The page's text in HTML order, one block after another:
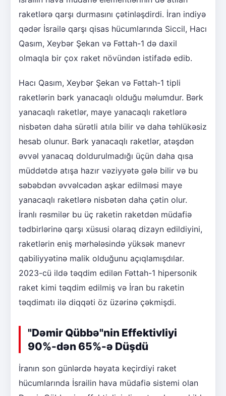
raketlərə qarşı durmasını çətinləşdirdi. İran indiyə
qədər İsrailə qarşı qisas hücumlarında Siccil, Hacı
Qasım, Xeybər Şekan və Fəttah-1 də daxil
olmaqla bir çox raket növündən istifadə edib.
Hacı Qasım, Xeybər Şekan və Fəttah-1 tipli
raketlərin bərk yanacaqlı olduğu məlumdur. Bərk
yanacaqlı raketlər, maye yanacaqlı raketlərə
nisbətən daha sürətli atıla bilir və daha təhlükəsiz
hesab olunur. Bərk yanacaqlı raketlər, atəşdən
əvvəl yanacaq doldurulmadığı üçün daha qısa
müddətdə atışa hazır vəziyyətə gələ bilir və bu
səbəbdən əvvəlcədən aşkar edilməsi maye
yanacaqlı raketlərə nisbətən daha çətin olur.
İranlı rəsmilər bu üç raketin raketdən müdafiə
tədbirlərinə qarşı xüsusi olaraq dizayn edildiyini,
raketlərin eniş mərhələsində yüksək manevr
qabiliyyətinə malik olduğunu açıqlamışdılar.
2023-cü ildə təqdim edilən Fəttah-1 hipersonik
raket kimi təqdim edilmiş və İran bu raketin
təqdimatı ilə diqqəti öz üzərinə çəkmişdi.
"Dəmir Qübbə"nin Effektivliyi
90%-dən 65%-ə Düşdü
İranın son günlərdə həyata keçirdiyi raket
hücumlarında İsrailin hava müdafiə sistemi olan